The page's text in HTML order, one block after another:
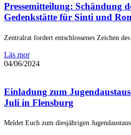
Pressemitteilung: Schändung
Gedenkstätte für Sinti und
Zentralrat fordert entschlossenes Zeichen des
Läs mor
04/06/2024
Einladung zum
Juli in Flensburg
Meldet Euch zum diesjährigen